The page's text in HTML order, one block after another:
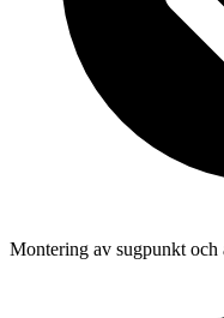
Montering av sugpunkt och